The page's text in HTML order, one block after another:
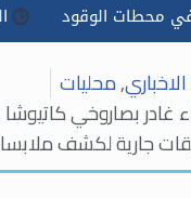
الوقود الرئيس
,محليات
غادر بصاروخي
جارية لكشف